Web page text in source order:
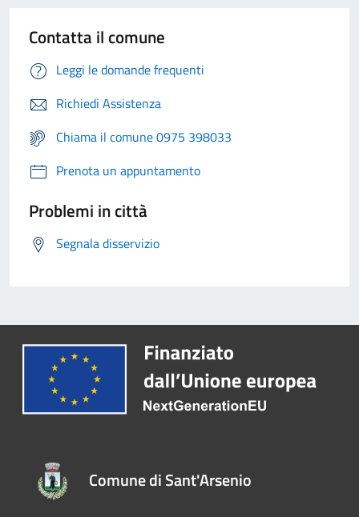
Contatta il comune
Leggi le domande frequenti
Richiedi Assistenza
Chiama il comune 0975 398033
Prenota un appuntamento
Problemi in città
Segnala disservizio
Comune di Sant'Arsenio